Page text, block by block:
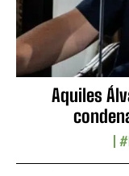
Aquiles